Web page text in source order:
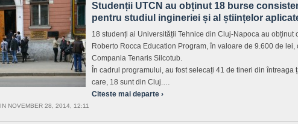
Studenții UTCN au obținut 18 burse
pentru studiul ingineriei și al științelor
18 studenți ai Universității Tehnice din Cluj-Napoca au obținut
Roberto Rocca Education Program, în valoare de 9.600 de lei,
Compania Tenaris Silcotub.
În cadrul programului, au fost selecați 41 de tineri din întreaga
care, 18 sunt din Cluj.…
Citeste mai departe ›
IN NOVEMBER 28, 2014, 12:11